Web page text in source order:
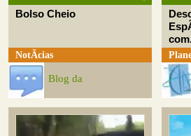
Bolso Cheio
NotÃ­cias
Blog da